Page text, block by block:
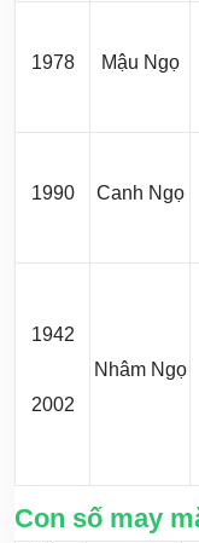
1978 Mậu Ngọ
1990 Canh Ngọ
1942
2002
Nhâm Ngọ
Con số may